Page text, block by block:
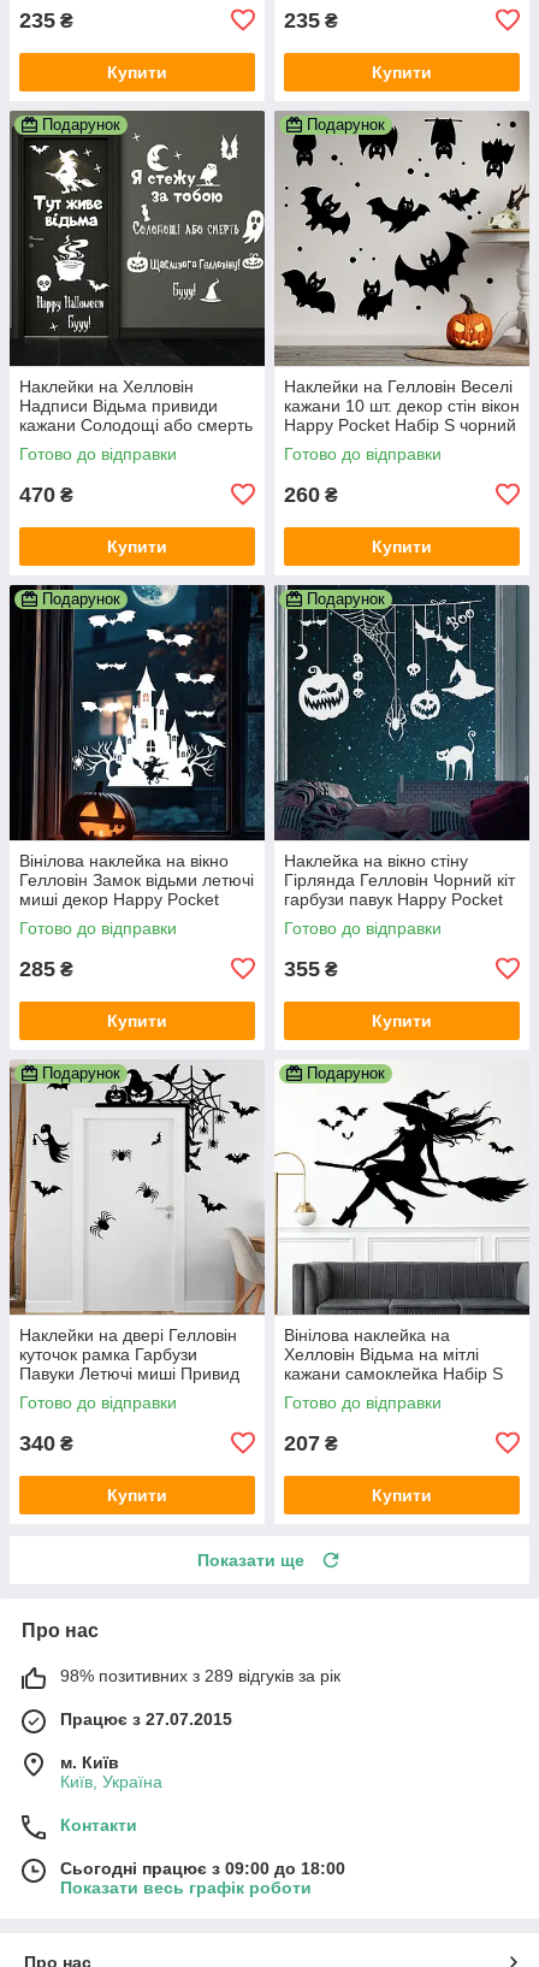
235 ₴
Купити
235 ₴
Купити
Подарунок
Наклейки на Хелловін
Надписи Відьма привиди
кажани Солодощі або смерть
Happy Pocket Набір білий
матовий
Готово до відправки
470 ₴
Купити
Подарунок
Наклейки на Гелловін Веселі
кажани 10 шт. декор стін вікон
Happy Pocket Набір S чорний
матовий
Готово до відправки
260 ₴
Купити
Подарунок
Вінілова наклейка на вікно
Гелловін Замок відьми летючі
миші декор Happy Pocket
Набір білий матовий
Готово до відправки
285 ₴
Купити
Подарунок
Наклейка на вікно стіну
Гірлянда Гелловін Чорний кіт
гарбузи павук Happy Pocket
Набір S білий матовий
Готово до відправки
355 ₴
Купити
Подарунок
Наклейки на двері Гелловін
куточок рамка Гарбузи
Павуки Летючі миші Привид
Happy Pocket Набір чорний
матовий
Готово до відправки
340 ₴
Купити
Подарунок
Вінілова наклейка на
Хелловін Відьма на мітлі
кажани самоклейка Набір S
512х330 мм чорний матовий
Готово до відправки
207 ₴
Купити
Показати ще
Про нас
98% позитивних з 289 відгуків за рік
Працює з 27.07.2015
м. Київ
Київ, Україна
Контакти
Сьогодні працює з 09:00 до 18:00
Показати весь графік роботи
Про нас